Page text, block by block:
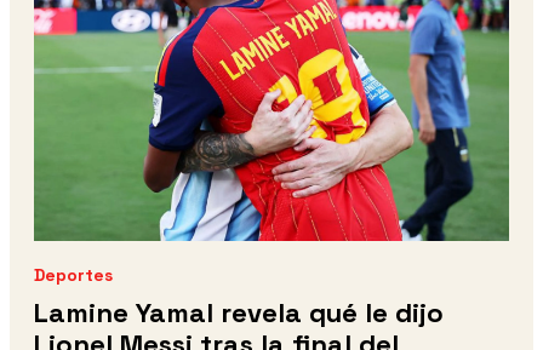
Deportes
Lamine Yamal revela qué le dijo